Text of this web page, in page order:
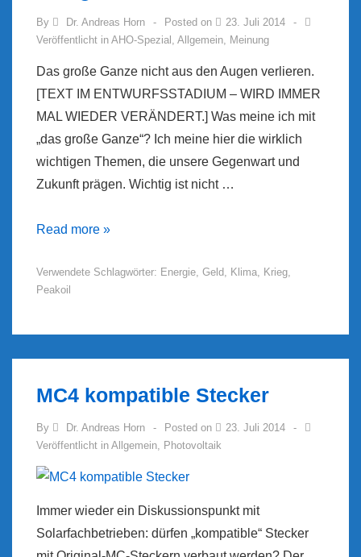
By Dr. Andreas Horn Posted on
23. Juli 2014
Veröffentlicht in AHO-Spezial , Allgemein, Meinung
Das große Ganze nicht aus den Augen verlieren.
[TEXT IM ENTWURFSSTADIUM – WIRD IMMER
MAL WIEDER VERÄNDERT.] Was meine ich mit
„das große Ganze“? Ich meine hier die wirklich
wichtigen Themen, die unsere Gegenwart und
Zukunft prägen. Wichtig ist nicht …
Das
Ganze
Read more »
Verwendete Schlagwörter: Energie, Geld, Klima, Krieg,
Peakoil
MC4 kompatible Stecker
By Dr. Andreas Horn Posted on
23. Juli 2014
Veröffentlicht in Allgemein, Photovoltaik
Immer wieder ein Diskussionspunkt mit
Solarfachbetrieben: dürfen „kompatible“ Stecker